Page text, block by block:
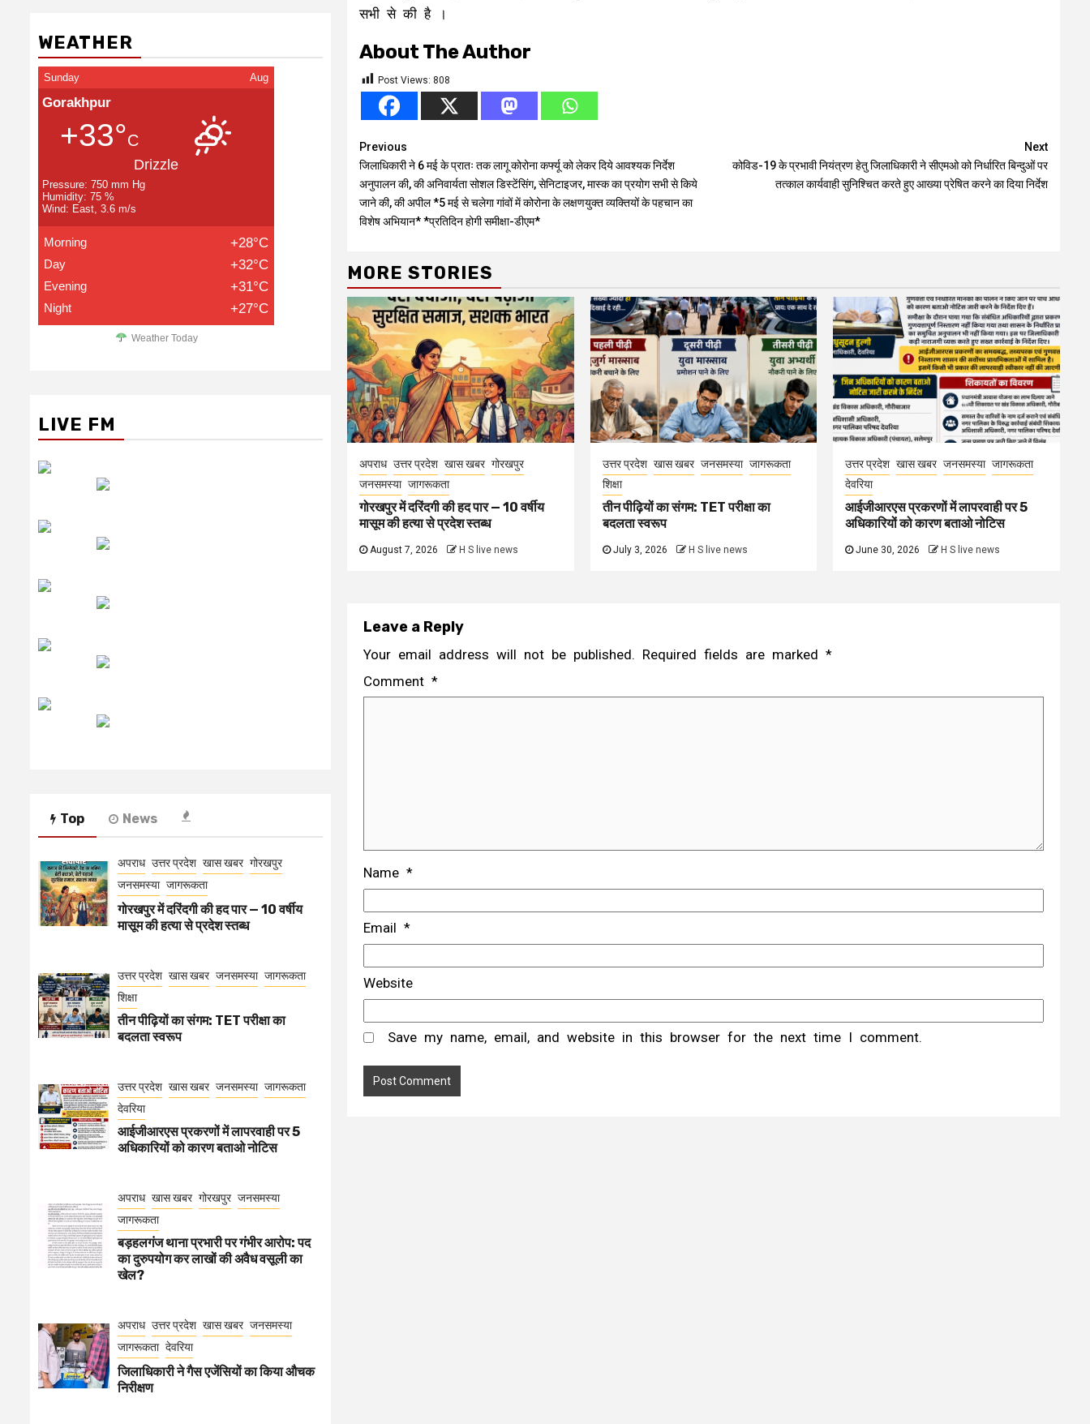
सभी से की है ।
About The Author
Post Views: 808
Continue
Reading
Previous
जिलाधिकारी ने 6 मई के प्रातः तक लागू कोरोना कर्फ्यू को लेकर दिये आवश्यक निर्देश
अनुपालन की, की अनिवार्यता सोशल डिस्टेंसिंग, सेनिटाइजर, मास्क का प्रयोग सभी से किये
जाने की, की अपील *5 मई से चलेगा गांवों में कोरोना के लक्षणयुक्त व्यक्तियों के पहचान का
विशेष अभियान* *प्रतिदिन होगी समीक्षा-डीएम*
Next
कोविड-19 के प्रभावी नियंत्रण हेतु जिलाधिकारी ने सीएमओ को निर्धारित बिन्दुओं पर
तत्काल कार्यवाही सुनिश्चित करते हुए आख्या प्रेषित करने का दिया निर्देश
MORE STORIES
अपराध उत्तर प्रदेश खास खबर गोरखपुर
जनसमस्या जागरूकता
गोरखपुर में दरिंदगी की हद पार — 10 वर्षीय
मासूम की हत्या से प्रदेश स्तब्ध
August 7, 2026 H S live news
उत्तर प्रदेश खास खबर जनसमस्या जागरूकता
शिक्षा
तीन पीढ़ियों का संगम: TET परीक्षा का
बदलता स्वरूप
July 3, 2026 H S live news
उत्तर प्रदेश खास खबर जनसमस्या जागरूकता
देवरिया
आईजीआरएस प्रकरणों में लापरवाही पर 5
अधिकारियों को कारण बताओ नोटिस
June 30, 2026 H S live news
Leave a Reply
Your email address will not be published. Required fields are marked *
Comment *
Name *
Email *
Website
Save my name, email, and website in this browser for the next time I comment.
WEATHER
Sunday Aug
Gorakhpur
+33°C
Drizzle
Pressure: 750 mm Hg
Humidity: 75 %
Wind: East, 3.6 m/s
Morning +28°C
Day +32°C
Evening +31°C
Night +27°C
Weather Today
LIVE FM
Top News
अपराध उत्तर प्रदेश खास खबर गोरखपुर
जनसमस्या जागरूकता
गोरखपुर में दरिंदगी की हद पार — 10 वर्षीय
मासूम की हत्या से प्रदेश स्तब्ध
उत्तर प्रदेश खास खबर जनसमस्या जागरूकता
शिक्षा
तीन पीढ़ियों का संगम: TET परीक्षा का
बदलता स्वरूप
उत्तर प्रदेश खास खबर जनसमस्या जागरूकता
देवरिया
आईजीआरएस प्रकरणों में लापरवाही पर 5
अधिकारियों को कारण बताओ नोटिस
अपराध खास खबर गोरखपुर जनसमस्या
जागरूकता
बड़हलगंज थाना प्रभारी पर गंभीर आरोप: पद
का दुरुपयोग कर लाखों की अवैध वसूली का
खेल?
अपराध उत्तर प्रदेश खास खबर जनसमस्या
जागरूकता देवरिया
जिलाधिकारी ने गैस एजेंसियों का किया औचक
निरीक्षण